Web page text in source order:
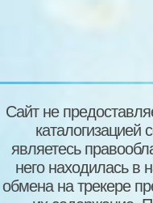
Сайт не
являетесь
него находилась в
обмена на трекере